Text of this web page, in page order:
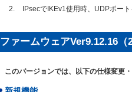
IPsecでIKEv1使用時、UDPポー
ファームウェアVer9.12.16（
このバージョンでは、以下の仕様変更